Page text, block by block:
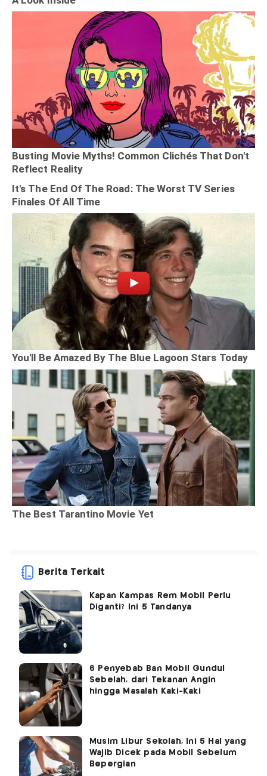
Berita Terkait
Kapan Kampas Rem Mobil Perlu
Diganti? Ini 5 Tandanya
6 Penyebab Ban Mobil Gundul
Sebelah, dari Tekanan Angin
hingga Masalah Kaki-Kaki
Musim Libur Sekolah, Ini 5 Hal yang
Wajib Dicek pada Mobil Sebelum
Bepergian